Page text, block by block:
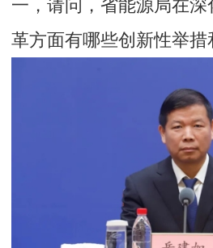
一，请问，省能源局在
革方面有哪些创新性举措